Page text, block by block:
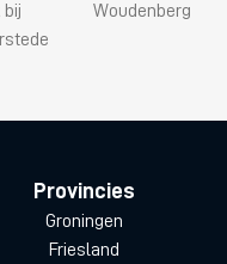
bij
Woudenberg
Provincies
Groningen
Friesland